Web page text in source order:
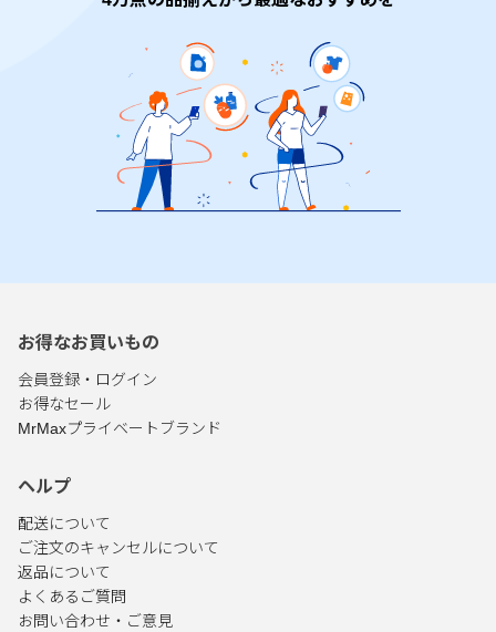
お得なお買いもの
会員登録・ログイン
お得なセール
MrMaxプライベートブランド
ヘルプ
配送について
ご注文のキャンセルについて
返品について
よくあるご質問
お問い合わせ・ご意見